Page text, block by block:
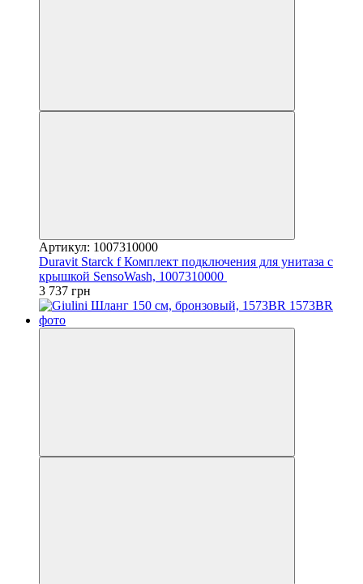
Артикул: 1007310000
Duravit Starck f Комплект подключения для унитаза с
крышкой SensoWash, 1007310000
3 737 грн